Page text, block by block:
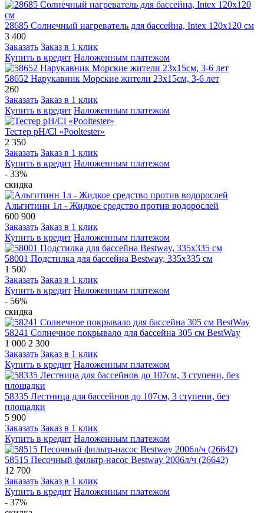
28685 Солнечный нагреватель для бассейна, Intex 120х120 см
3 400
Заказать Заказ в 1 клик
Купить в кредит Наложенным платежом
58652 Нарукавник Морские жители 23х15см, 3-6 лет
260
Заказать Заказ в 1 клик
Купить в кредит Наложенным платежом
Тестер pH/Cl «Pooltester»
2 350
Заказать Заказ в 1 клик
Купить в кредит Наложенным платежом
- 33%
скидка
Альгитинн 1л - Жидкое средство против водорослей
600 900
Заказать Заказ в 1 клик
Купить в кредит Наложенным платежом
58001 Подстилка для бассейна Bestway, 335х335 см
1 500
Заказать Заказ в 1 клик
Купить в кредит Наложенным платежом
- 56%
скидка
58241 Солнечное покрывало для бассейна 305 см BestWay
1 000 2 300
Заказать Заказ в 1 клик
Купить в кредит Наложенным платежом
58335 Лестница для бассейнов до 107см, 3 ступени, без
площадки
5 900
Заказать Заказ в 1 клик
Купить в кредит Наложенным платежом
58515 Песочный фильтр-насос Bestway 2006л/ч (26642)
12 700
Заказать Заказ в 1 клик
Купить в кредит Наложенным платежом
- 37%